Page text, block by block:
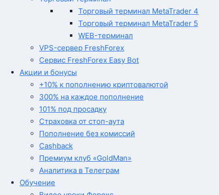
Торговый терминал MetaTrader 4
Торговый терминал MetaTrader 5
WEB-терминал
VPS-сервер FreshForex
Сервис FreshForex Easy Bot
Акции и бонусы
+10% к пополнению криптовалютой
300% на каждое пополнение
101% под просадку
Страховка от стоп-аута
Пополнение без комиссий
Cashback
Премиум клуб «GoldMan»
Аналитика в Телеграм
Обучение